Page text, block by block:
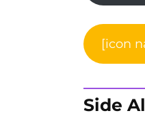
[icon
Side